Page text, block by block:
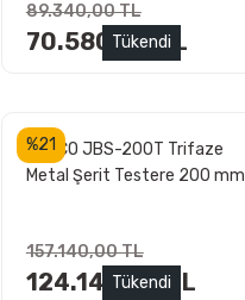
89.340,00 TL
70.580,00 TL
Tükendi
%21
JETCO JBS-200T Trifaze
Metal Şerit Testere 200 mm
157.140,00 TL
124.145,00 TL
Tükendi